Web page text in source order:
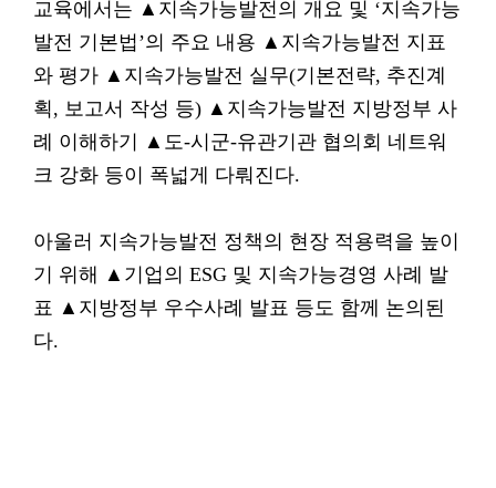
교육에서는 ▲지속가능발전의 개요 및 ‘지속가능
발전 기본법’의 주요 내용 ▲지속가능발전 지표
와 평가 ▲지속가능발전 실무(기본전략, 추진계
획, 보고서 작성 등) ▲지속가능발전 지방정부 사
례 이해하기 ▲도-시군-유관기관 협의회 네트워
크 강화 등이 폭넓게 다뤄진다.
아울러 지속가능발전 정책의 현장 적용력을 높이
기 위해 ▲기업의 ESG 및 지속가능경영 사례 발
표 ▲지방정부 우수사례 발표 등도 함께 논의된
다.